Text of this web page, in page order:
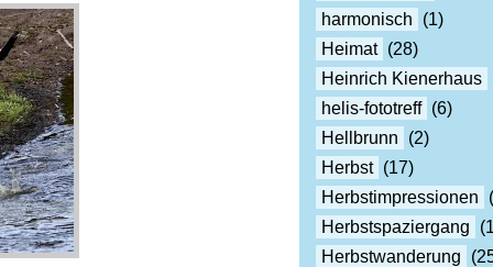
harmonisch
(1)
Heimat (28)
Heinrich Kienerhaus
helis-fototreff (6)
Hellbrunn
(2)
Herbst (17)
Herbstimpressionen
Herbstspaziergang
Herbstwanderung